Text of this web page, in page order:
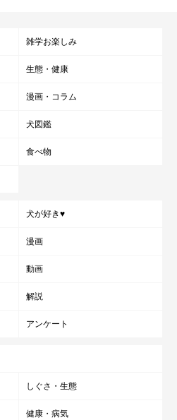
雑学お楽しみ
生態・健康
漫画・コラム
犬図鑑
食べ物
犬が好き♥
漫画
動画
解説
アンケート
しぐさ・生態
健康・病気